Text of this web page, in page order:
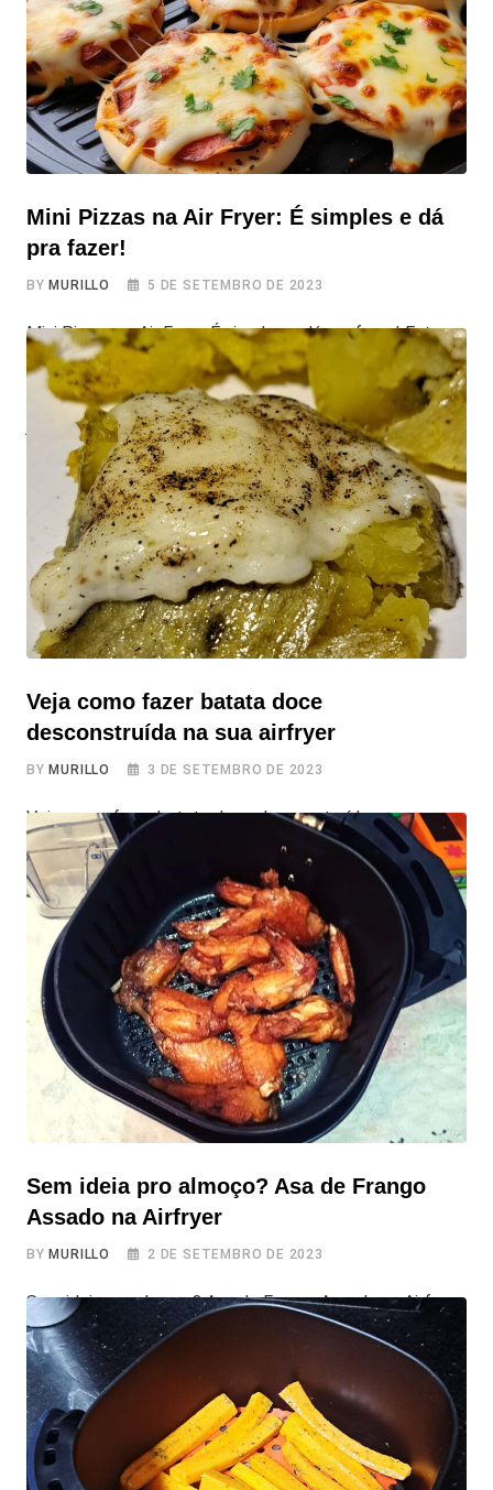
Mini Pizzas na Air Fryer: É simples e dá
pra fazer!
BY MURILLO 5 DE SETEMBRO DE 2023
Mini Pizzas na Air Fryer: É simples e dá pra fazer! Esta
receita top top top de Mini Pizzas na Air Fryer é rápida,
prática e qualquer um consegue fazer! É perfeita um
jantarzinho rápido ou simplesmente aquele momento de
larica, onde qualquer comida está ótima! Personalize
suas Mini Pizzas na Air Fryer com seus
Veja como fazer batata doce
desconstruída na sua airfryer
BY MURILLO 3 DE SETEMBRO DE 2023
Veja como fazer batata doce desconstruída na sua
airfryer Preparar uma batata doce desconstruída na Air
Fryer é algo muito simples, econômico e muito saboroso.
E a melhor parte? Você pode assar a batata doce com
casca direto na Air Fryer, economizando tempo e sujando
menos panelas e utensílios de cozinha. Vamos mostrar
como fazer
Sem ideia pro almoço? Asa de Frango
Assado na Airfryer
BY MURILLO 2 DE SETEMBRO DE 2023
Sem ideia pro almoço? Asa de Frango Assado na Airfryer
Hoje viemos apresentar mais uma das deliciosas receitas
na air fryer enviadas pela Leonete, que compartilhou uma
solução criativa para aqueles momentos em que a
inspiração culinária pede algo mais rápido e simplificado,
mas que deixa todos com água na boca. Assim como a